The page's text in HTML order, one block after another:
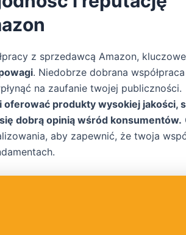
z sprzedawcą Amazon,
. Niedobrze dobrana
na zaufanie twojej publiczności.
produkty wysokiej jakości,
dobrą opinią wśród konsumentów.
aby zapewnić, że twoja